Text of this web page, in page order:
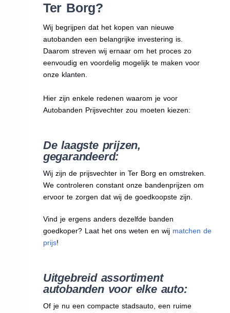
Ter Borg?
Wij begrijpen dat het kopen van nieuwe
autobanden een belangrijke investering is.
Daarom streven wij ernaar om het proces zo
eenvoudig en voordelig mogelijk te maken voor
onze klanten.
Hier zijn enkele redenen waarom je voor
Autobanden Prijsvechter zou moeten kiezen:
De laagste prijzen,
gegarandeerd:
Wij zijn de prijsvechter in Ter Borg en omstreken.
We controleren constant onze bandenprijzen om
ervoor te zorgen dat wij de goedkoopste zijn.
Vind je ergens anders dezelfde banden
goedkoper? Laat het ons weten en wij matchen de
prijs!
Uitgebreid assortiment
autobanden voor elke auto:
Of je nu een compacte stadsauto, een ruime